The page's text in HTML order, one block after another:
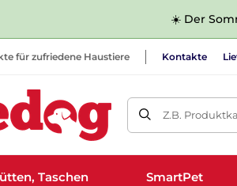
☀️ Der
für zufriedene Haustiere Kontakte
Z.B.
Taschen SmartPet